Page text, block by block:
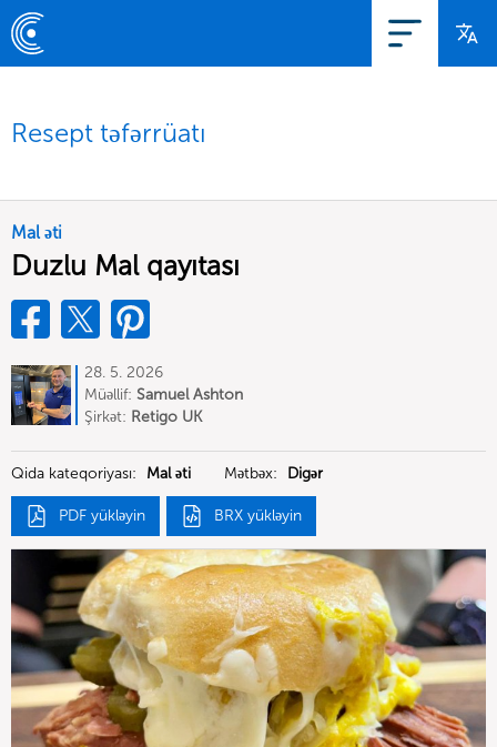
Resept təfərrüatı
Mal əti
Duzlu Mal qayıtası
28. 5. 2026
Müəllif: Samuel Ashton
Şirkət: Retigo UK
Qida kateqoriyası: Mal əti Mətbəx: Digər
PDF yükləyin BRX yükləyin